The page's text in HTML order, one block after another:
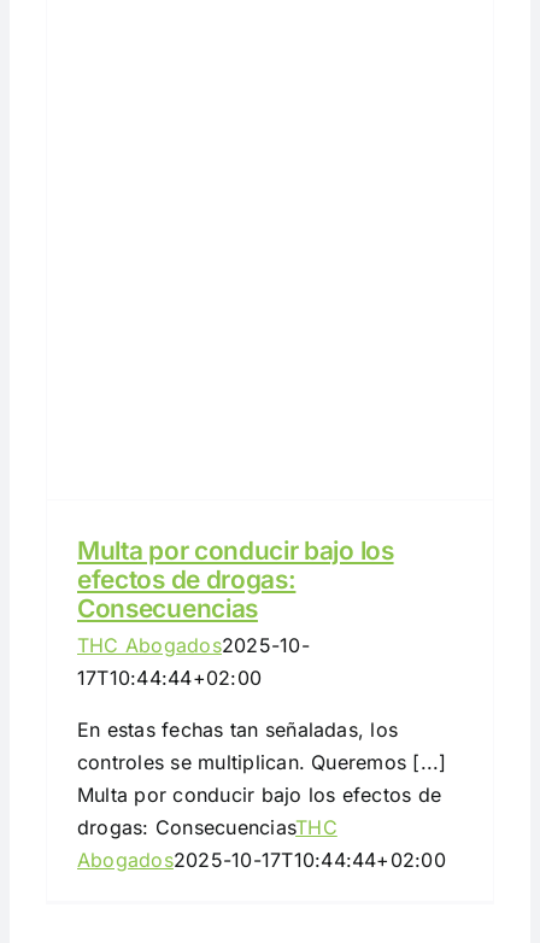
Multa por conducir bajo los
efectos de drogas:
Consecuencias
THC Abogados2025-10-
17T10:44:44+02:00
En estas fechas tan señaladas, los
controles se multiplican. Queremos [...]
Multa por conducir bajo los efectos de
drogas: ConsecuenciasTHC
Abogados2025-10-17T10:44:44+02:00